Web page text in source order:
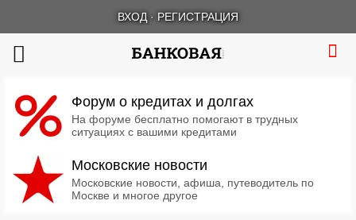
ВХОД · РЕГИСТРАЦИЯ
Форум о кредитах и долгах
На форуме бесплатно помогают в трудных
ситуациях с вашими кредитами
Московские новости
Московские новости, афиша, путеводитель по
Москве и многое другое